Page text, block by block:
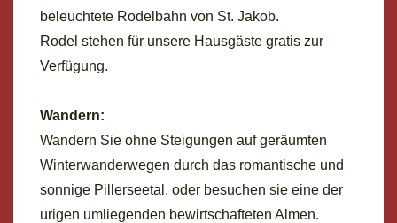
beleuchtete Rodelbahn von St. Jakob.
Rodel stehen für unsere Hausgäste gratis zur
Verfügung.
Wandern:
Wandern Sie ohne Steigungen auf geräumten
Winterwanderwegen durch das romantische und
sonnige Pillerseetal, oder besuchen sie eine der
urigen umliegenden bewirtschafteten Almen.